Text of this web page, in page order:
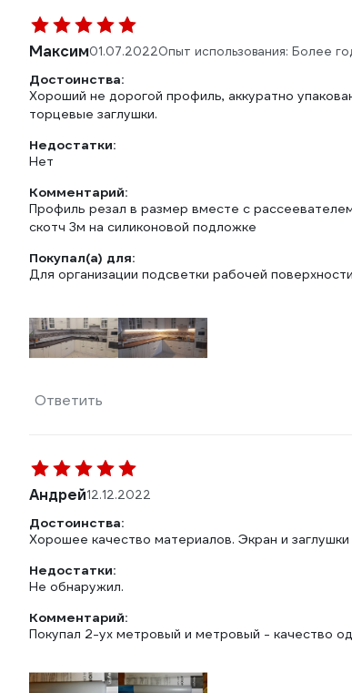
Максим01.07.2022Опыт использования: Более
Достоинства:
Хороший не дорогой профиль, аккуратно
торцевые заглушки.
Недостатки:
Нет
Комментарий:
Профиль резал в размер вместе с
скотч 3м на силиконовой подложке
Покупал(а) для:
Для организации подсветки рабочей
Ответить
Андрей12.12.2022
Достоинства:
Хорошее качество материалов. Экран и
Недостатки:
Не обнаружил.
Комментарий:
Покупал 2-ух метровый и метровый - качество